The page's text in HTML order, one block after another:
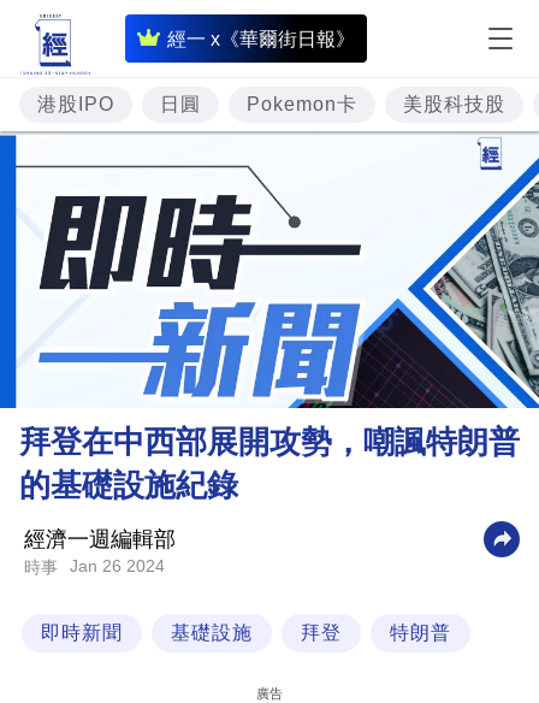
經一 x《華爾街日報》
即
時
財
經
專
題
投
資
樓
市
財
商
業
科
港股IPO 日圓 Pokemon卡 美股科技股
拜登在中西部展開攻勢，嘲諷特朗普
的基礎設施紀錄
經濟一週編輯部
時事 Jan 26 2024
即時新聞 基礎設施 拜登 特朗普
廣告